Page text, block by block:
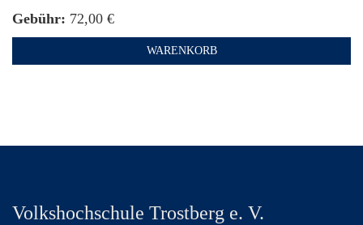
Gebühr: 72,00 €
WARENKORB
Volkshochschule Trostberg e. V.